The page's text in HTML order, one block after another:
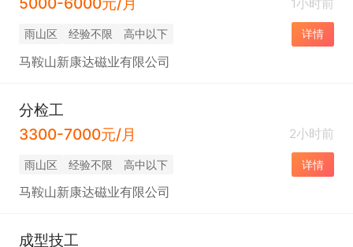
1小时前
雨山区 经验不限 高中以下 详情
马鞍山新康达磁业有限公司
分检工
3300-7000元/月
2小时前
雨山区 经验不限 高中以下 详情
马鞍山新康达磁业有限公司
成型技工